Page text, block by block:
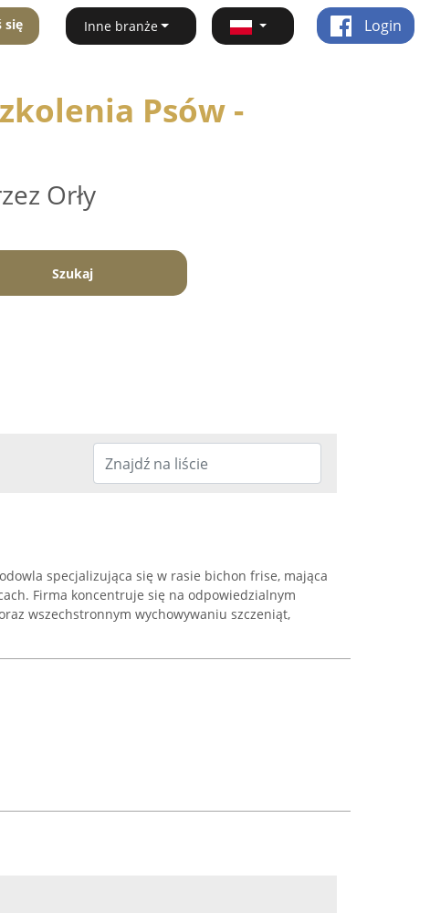
się Inne branże Login
Psów -
Orły
Szukaj
specjalizująca się w rasie bichon frise, mająca
Firma koncentruje się na odpowiedzialnym
wszechstronnym wychowywaniu szczeniąt,